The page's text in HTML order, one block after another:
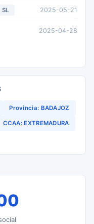
SL 2025-05-21
2025-04-28
Provincia: BADAJOZ
CCAA: EXTREMADURA